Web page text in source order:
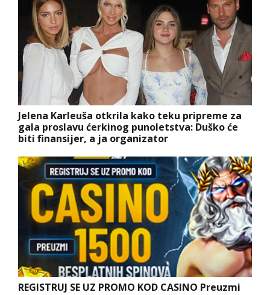
Jelena Karleuša otkrila kako teku pripreme za
gala proslavu ćerkinog punoletstva: Duško će
biti finansijer, a ja organizator
REGISTRUJ SE UZ PROMO KOD CASINO Preuzmi